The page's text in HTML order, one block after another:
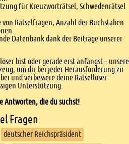
für Kreuzworträtsel, Schwedenrätsel
Rätselfragen, Anzahl der Buchstaben
Datenbank dank der Beiträge unserer
bist oder gerade erst anfängst – unsere
um dir bei jeder Herausforderung zu
und verbessere deine Rätsellöser-
Unterstützung.
Antworten, die du suchst!
Fragen
deutscher Reichspräsident